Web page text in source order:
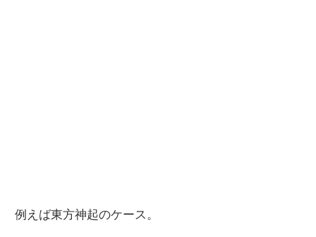
例えば東方神起のケース。